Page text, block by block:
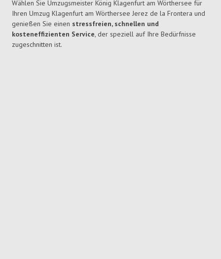
Wählen Sie Umzugsmeister König Klagenfurt am Wörthersee für
Ihren Umzug Klagenfurt am Wörthersee Jerez de la Frontera und
genießen Sie einen stressfreien, schnellen und
kosteneffizienten Service, der speziell auf Ihre Bedürfnisse
zugeschnitten ist.